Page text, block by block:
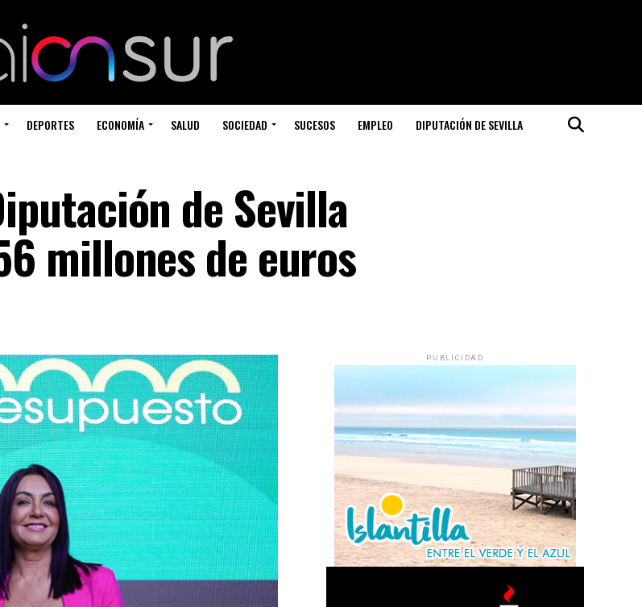
DEPORTES ECONOMÍA SALUD SOCIEDAD SUCESOS EMPLEO DIPUTACIÓN DE SEVILLA
de Sevilla
millones de euros
PUBLICIDAD